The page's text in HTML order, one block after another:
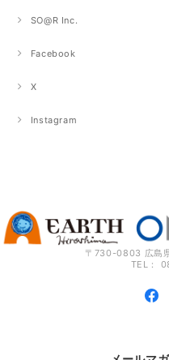
SO@R Inc.
Facebook
X
Instagram
〒730-0803 広島
TEL：